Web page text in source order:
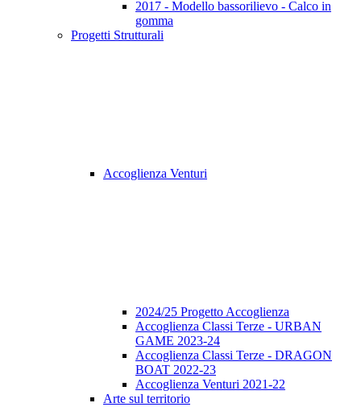
2017 - Modello bassorilievo - Calco in
gomma
Progetti Strutturali
Accoglienza Venturi
2024/25 Progetto Accoglienza
Accoglienza Classi Terze - URBAN
GAME 2023-24
Accoglienza Classi Terze - DRAGON
BOAT 2022-23
Accoglienza Venturi 2021-22
Arte sul territorio